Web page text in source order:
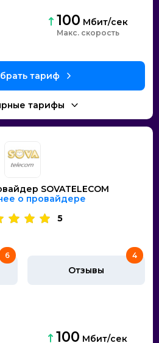
100 Мбит/сек
скорость
SOVATELECOM
о провайдере
5
6
Отзывы
4
100 Мбит/сек